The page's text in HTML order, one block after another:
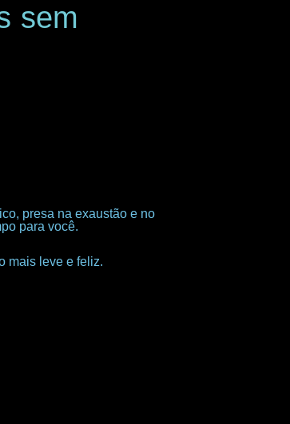
sem
presa na exaustão e no
para você.
mais leve e feliz.